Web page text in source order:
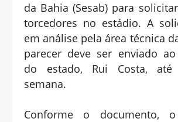
da Bahia (Sesab) para
torcedores no estádio. A
em análise pela área técnica
parecer deve ser enviado
do estado, Rui Costa,
semana.
Conforme o documento, o